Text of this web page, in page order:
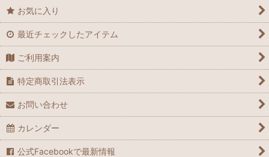
お気に入り
最近チェックしたアイテム
ご利用案内
特定商取引法表示
お問い合わせ
カレンダー
公式Facebookで最新情報